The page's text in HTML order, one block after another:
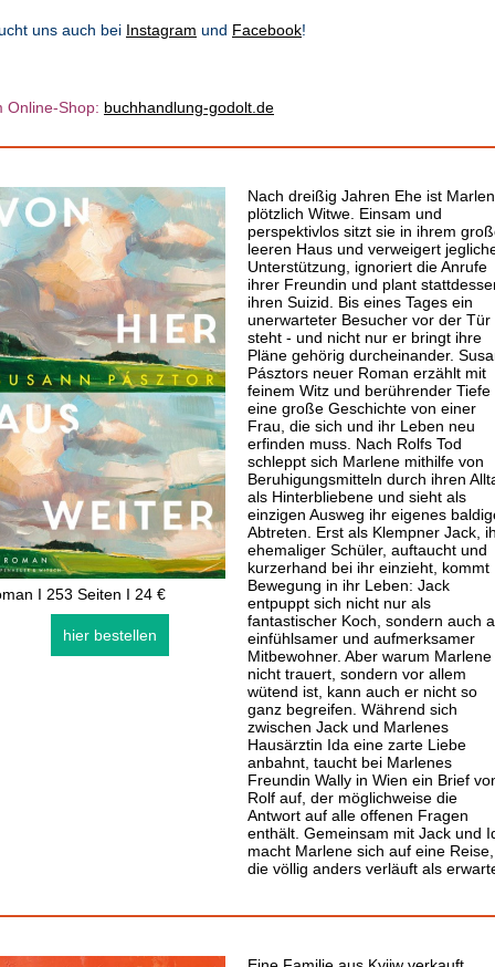
uns auch bei Instagram und Facebook!
Online-Shop: buchhandlung-godolt.de
I 253 Seiten I 24 €
hier bestellen
Nach dreißig Jahren Ehe ist
plötzlich Witwe. Einsam und
perspektivlos sitzt sie in ihrem
leeren Haus und verweigert
Unterstützung, ignoriert die Anrufe
ihrer Freundin und plant
ihren Suizid. Bis eines Tages ein
unerwarteter Besucher vor der Tür
steht - und nicht nur er bringt ihre
Pläne gehörig durcheinander.
Pásztors neuer Roman erzählt mit
feinem Witz und berührender Tiefe
eine große Geschichte von einer
Frau, die sich und ihr Leben neu
erfinden muss. Nach Rolfs Tod
schleppt sich Marlene mithilfe von
Beruhigungsmitteln durch ihren
als Hinterbliebene und sieht als
einzigen Ausweg ihr eigenes
Abtreten. Erst als Klempner Jack,
ehemaliger Schüler, auftaucht und
kurzerhand bei ihr einzieht, kommt
Bewegung in ihr Leben: Jack
entpuppt sich nicht nur als
fantastischer Koch, sondern auch
einfühlsamer und aufmerksamer
Mitbewohner. Aber warum Marlene
nicht trauert, sondern vor allem
wütend ist, kann auch er nicht so
ganz begreifen. Während sich
zwischen Jack und Marlenes
Hausärztin Ida eine zarte Liebe
anbahnt, taucht bei Marlenes
Freundin Wally in Wien ein Brief
Rolf auf, der möglichweise die
Antwort auf alle offenen Fragen
enthält. Gemeinsam mit Jack und
macht Marlene sich auf eine Reise,
die völlig anders verläuft als